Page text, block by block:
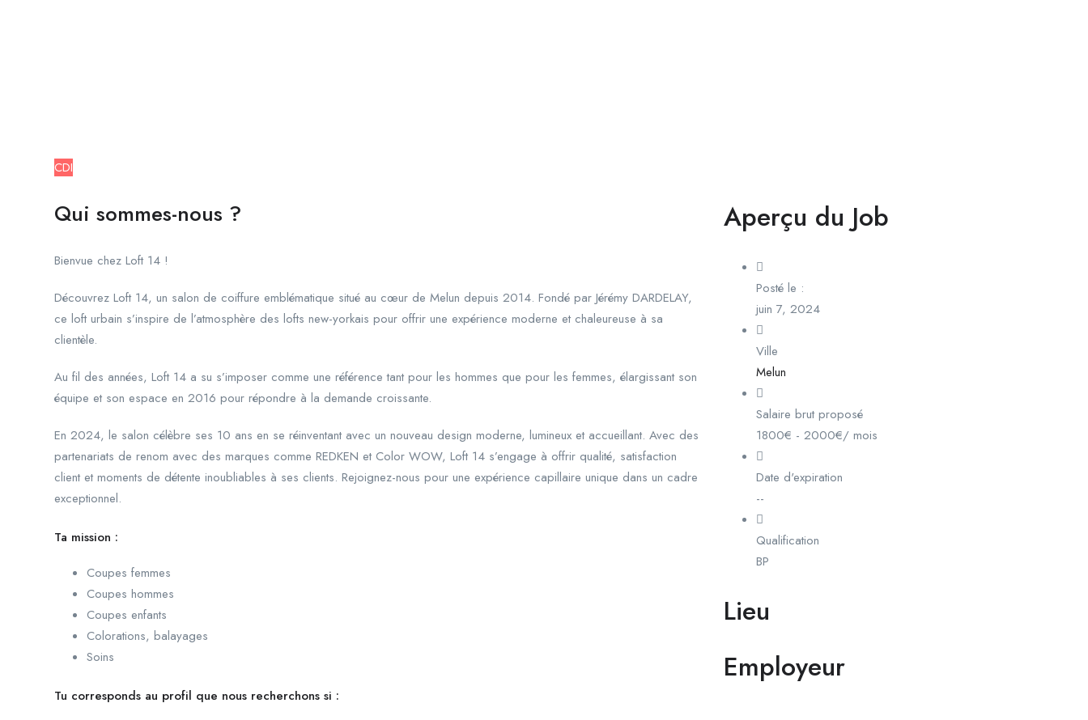
CDI
Qui sommes-nous ?
Bienvue chez Loft 14 !
Découvrez Loft 14, un salon de coiffure emblématique situé au cœur de Melun depuis 2014. Fondé par Jérémy DARDELAY,
ce loft urbain s’inspire de l’atmosphère des lofts new-yorkais pour offrir une expérience moderne et chaleureuse à sa
clientèle.
Au fil des années, Loft 14 a su s’imposer comme une référence tant pour les hommes que pour les femmes, élargissant son
équipe et son espace en 2016 pour répondre à la demande croissante.
En 2024, le salon célèbre ses 10 ans en se réinventant avec un nouveau design moderne, lumineux et accueillant. Avec des
partenariats de renom avec des marques comme REDKEN et Color WOW, Loft 14 s’engage à offrir qualité, satisfaction
client et moments de détente inoubliables à ses clients. Rejoignez-nous pour une expérience capillaire unique dans un cadre
exceptionnel.
Ta mission :
Coupes femmes
Coupes hommes
Coupes enfants
Colorations, balayages
Soins
Tu corresponds au profil que nous recherchons si :
Aperçu du Job
Posté le :
juin 7, 2024
Ville
Melun
Salaire brut proposé
1800€ - 2000€/ mois
Date d'expiration
--
Qualification
BP
Lieu
Employeur